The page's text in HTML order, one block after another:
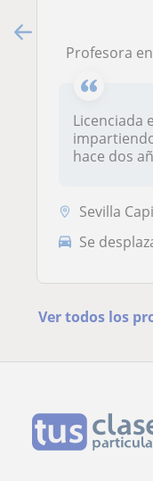
Profesora
Licenciada
hace dos
Sevilla
Se
Ver todos los